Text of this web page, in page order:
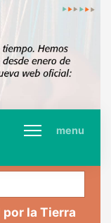
menu
la Tierra